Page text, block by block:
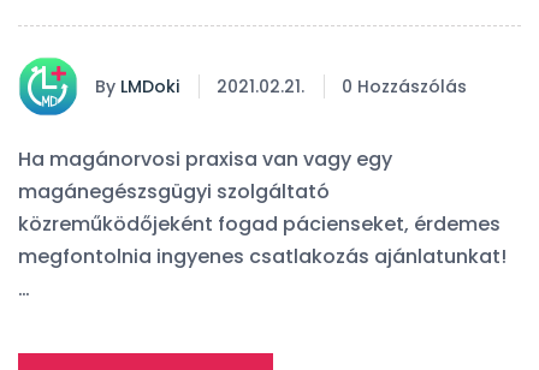
By LMDoki 2021.02.21. 0 Hozzászólás
Ha magánorvosi praxisa van vagy egy
magánegészsgügyi szolgáltató
közreműködőjeként fogad pácienseket, érdemes
megfontolnia ingyenes csatlakozás ajánlatunkat!
…